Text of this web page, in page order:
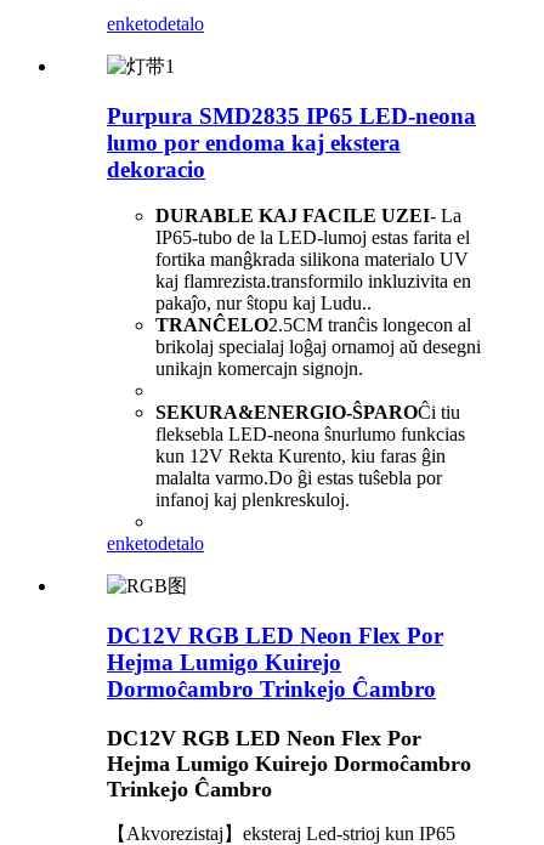
enketodetalo
Purpura SMD2835 IP65 LED-neona
lumo por endoma kaj ekstera
dekoracio
DURABLE KAJ FACILE UZEI- La
IP65-tubo de la LED-lumoj estas farita el
fortika manĝkrada silikona materialo UV
kaj flamrezista.transformilo inkluzivita en
pakaĵo, nur ŝtopu kaj Ludu..
TRANĈELO2.5CM tranĉis longecon al
brikolaj specialaj loĝaj ornamoj aŭ desegni
unikajn komercajn signojn.
SEKURA&ENERGIO-ŜPAROĈi tiu
fleksebla LED-neona ŝnurlumo funkcias
kun 12V Rekta Kurento, kiu faras ĝin
malalta varmo.Do ĝi estas tuŝebla por
infanoj kaj plenkreskuloj.
enketodetalo
DC12V RGB LED Neon Flex Por
Hejma Lumigo Kuirejo
Dormoĉambro Trinkejo Ĉambro
DC12V RGB LED Neon Flex Por
Hejma Lumigo Kuirejo Dormoĉambro
Trinkejo Ĉambro
【Akvorezistaj】eksteraj Led-strioj kun IP65